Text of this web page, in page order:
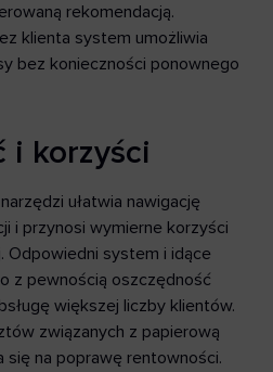
rekomendacją.
klienta system umożliwia
bez konieczności ponownego
i korzyści
ułatwia nawigację
i przynosi wymierne korzyści
Odpowiedni system i idące
z pewnością oszczędność
większej liczby klientów.
związanych z papierową
się na poprawę rentowności.